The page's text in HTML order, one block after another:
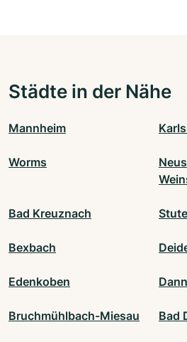
Städte in der Nähe
Mannheim
Worms
Bad Kreuznach
Bexbach
Edenkoben
Bruchmühlbach-Miesau Bad